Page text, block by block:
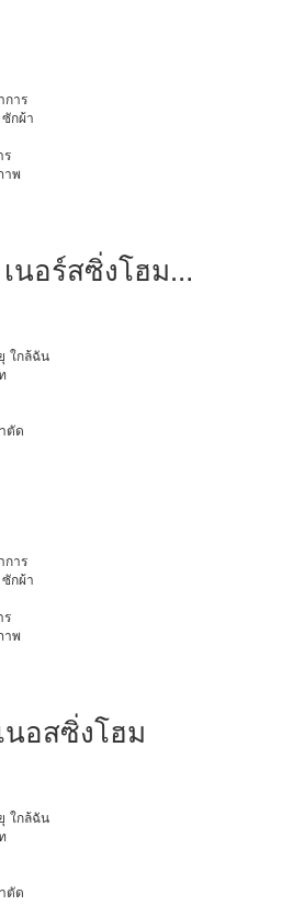
การ
กผ้า
าพ
อร์สซิ่งโฮม
ใกล้ฉัน
ตัด
การ
กผ้า
าพ
อสซิ่งโฮม
ใกล้ฉัน
ตัด